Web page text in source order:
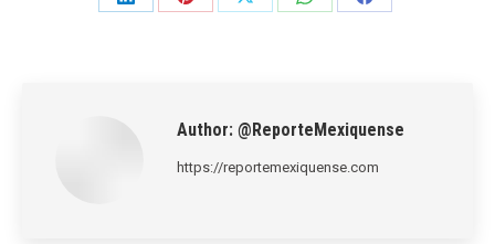
Share
Share
Share
Share
Share
Author: @ReporteMexiquense
https://reportemexiquense.com